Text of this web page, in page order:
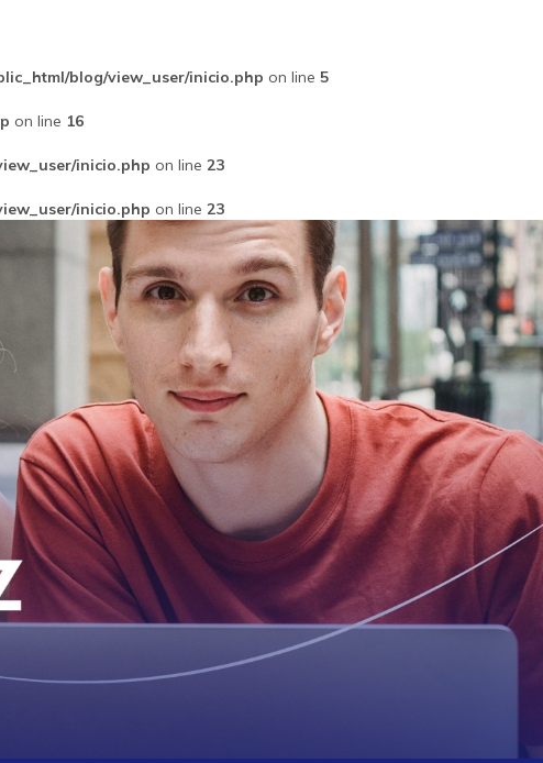
blog/view_user/inicio.php on line 5
on line 16
inicio.php on line 23
inicio.php on line 23